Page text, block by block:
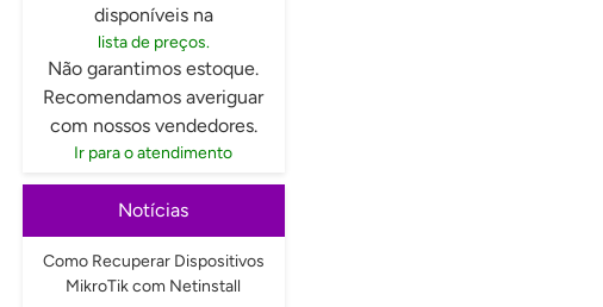
disponíveis na
lista de preços.
Não garantimos estoque.
Recomendamos averiguar
com nossos vendedores.
Ir para o atendimento
Notícias
Como Recuperar Dispositivos
MikroTik com Netinstall